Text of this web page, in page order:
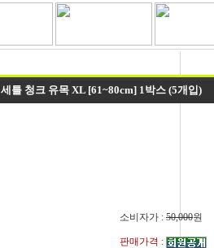
세틀 청크 유목 XL [61~80cm] 1박스 (5개입)
소비자가 : 50,000원
판매가격 :